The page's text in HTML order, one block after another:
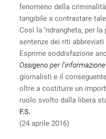
fenomeno della
tangibile a contrastare
Così la ‘ndrangheta, per
sentenze dei riti
Esprime soddisfazione
Ossigeno per l’informazione
giornalisti e il
oltre a costituire un
ruolo svolto dalla libera
F.S.
(24 aprile 2016)